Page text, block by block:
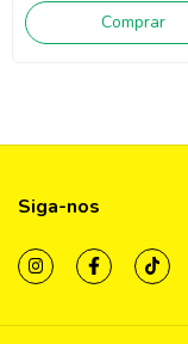
Comprar
Siga-nos